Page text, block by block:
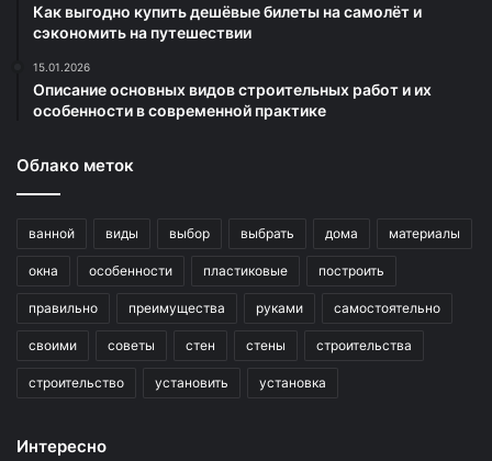
Как выгодно купить дешёвые билеты на самолёт и
сэкономить на путешествии
15.01.2026
Описание основных видов строительных работ и их
особенности в современной практике
Облако меток
ванной виды выбор выбрать дома материалы
окна особенности пластиковые построить
правильно преимущества руками самостоятельно
своими советы стен стены строительства
строительство установить установка
Интересно